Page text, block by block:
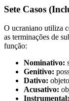
Sete Casos
O ucraniano utiliza
as terminações de
função:
Nominativo:
Genitivo:
Dativo:
Acusativo:
Instrumental: